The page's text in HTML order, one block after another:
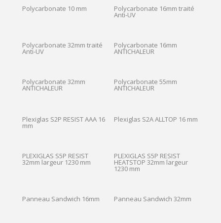
Polycarbonate 10 mm Polycarbonate 16mm traité
Anti-UV
Polycarbonate 32mm traité
Anti-UV
Polycarbonate 16mm
ANTICHALEUR
Polycarbonate 32mm
ANTICHALEUR
Polycarbonate 55mm
ANTICHALEUR
Plexiglas S2P RESIST AAA 16
mm
Plexiglas S2A ALLTOP 16 mm
PLEXIGLAS S5P RESIST
32mm largeur 1230 mm
PLEXIGLAS S5P RESIST
HEATSTOP 32mm largeur
1230 mm
Panneau Sandwich 16mm Panneau Sandwich 32mm